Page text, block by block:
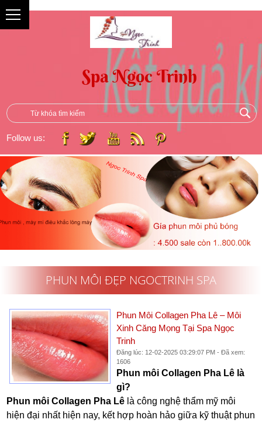
Follow us:
PHUN MÔI ĐẸP NGOCTRINH SPA
Phun Môi Collagen Pha Lê – Môi
Xinh Căng Mọng Tại Spa Ngọc
Trinh
Đăng lúc: 12-02-2025 03:29:07 PM - Đã xem:
1606
Phun môi Collagen Pha Lê là
gì?
Phun môi Collagen Pha Lê là công nghệ thẩm mỹ môi
hiện đại nhất hiện nay, kết hợp hoàn hảo giữa kỹ thuật phun